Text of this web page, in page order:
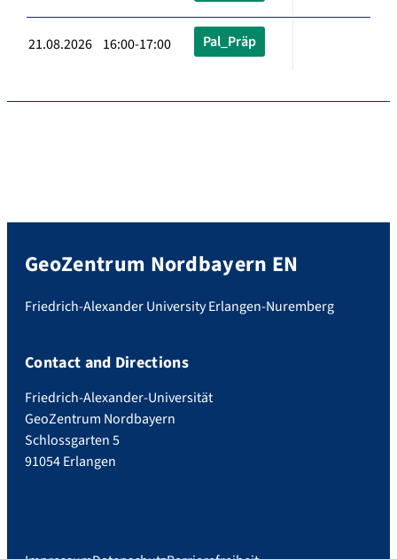
21.08.2026 16:00-17:00 Pal_Präp
GeoZentrum Nordbayern EN
Friedrich-Alexander University Erlangen-Nuremberg
Contact and Directions
Friedrich-Alexander-Universität
GeoZentrum Nordbayern
Schlossgarten 5
91054 Erlangen